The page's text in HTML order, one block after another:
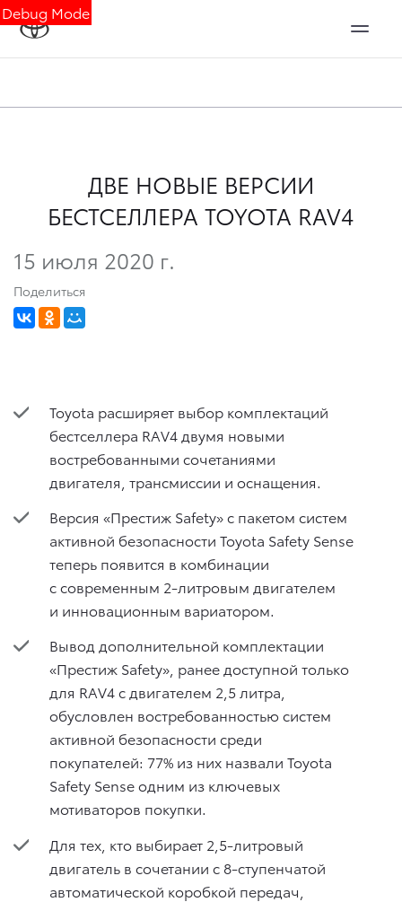
Debug Mode
ДВЕ НОВЫЕ ВЕРСИИ
БЕСТСЕЛЛЕРА TOYOTA RAV4
15 июля 2020 г.
Поделиться
Toyota расширяет выбор комплектаций
бестселлера RAV4 двумя новыми
востребованными сочетаниями
двигателя, трансмиссии и оснащения.
Версия «Престиж Safety» с пакетом систем
активной безопасности Toyota Safety Sense
теперь появится в комбинации
с современным 2-литровым двигателем
и инновационным вариатором.
Вывод дополнительной комплектации
«Престиж Safety», ранее доступной только
для RAV4 с двигателем 2,5 литра,
обусловлен востребованностью систем
активной безопасности среди
покупателей: 77% из них назвали Toyota
Safety Sense одним из ключевых
мотиваторов покупки.
Для тех, кто выбирает 2,5-литровый
двигатель в сочетании с 8-ступенчатой
автоматической коробкой передач,